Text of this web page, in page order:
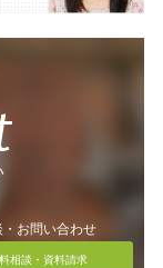
・お問い合わせ
相談・資料請求